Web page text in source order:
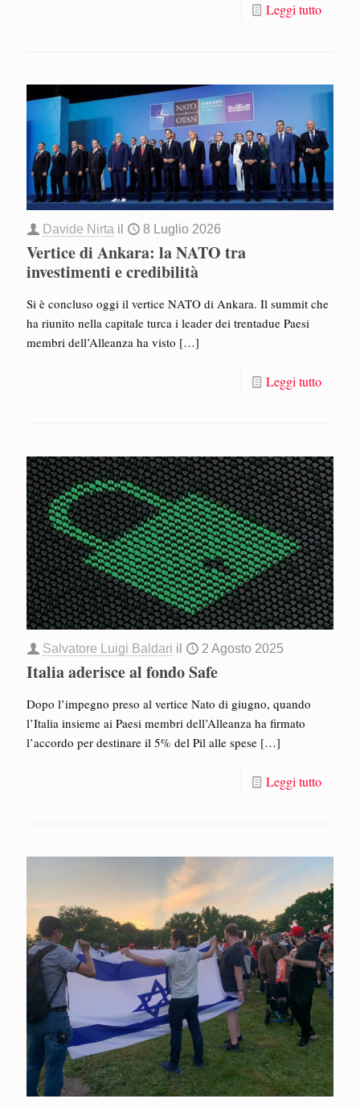
Leggi tutto
Davide Nirta il 8 Luglio 2026
Vertice di Ankara: la NATO tra
investimenti e credibilità
Si è concluso oggi il vertice NATO di Ankara. Il summit che
ha riunito nella capitale turca i leader dei trentadue Paesi
membri dell’Alleanza ha visto […]
Leggi tutto
Salvatore Luigi Baldari il 2 Agosto 2025
Italia aderisce al fondo Safe
Dopo l’impegno preso al vertice Nato di giugno, quando
l’Italia insieme ai Paesi membri dell’Alleanza ha firmato
l’accordo per destinare il 5% del Pil alle spese […]
Leggi tutto